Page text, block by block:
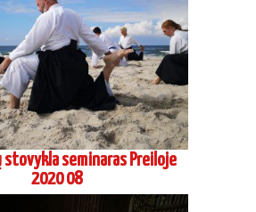
stovykla Marijampoleje
2020 07 – 08